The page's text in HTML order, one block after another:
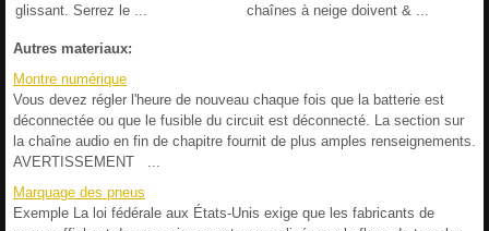
glissant. Serrez le ...
chaînes à neige doivent & ...
Autres materiaux:
Montre numérique
Vous devez régler l'heure de nouveau chaque fois que la batterie est
déconnectée ou que le fusible du circuit est déconnecté. La section sur
la chaîne audio en fin de chapitre fournit de plus amples renseignements.
AVERTISSEMENT ...
Marquage des pneus
Exemple La loi fédérale aux États-Unis exige que les fabricants de